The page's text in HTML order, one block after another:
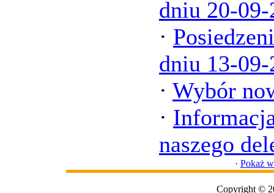
dniu 20-09-
·
dniu 13-09-
· Wybór
·
naszego
· Pokaż
Copyright ©